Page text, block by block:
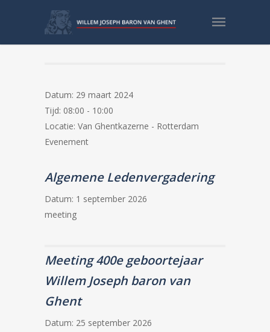
Binnenkomst EVO 23-3
Datum: 29 maart 2024
Tijd: 08:00 - 10:00
Locatie: Van Ghentkazerne - Rotterdam
Evenement
Algemene Ledenvergadering
Datum: 1 september 2026
meeting
Meeting 400e geboortejaar
Willem Joseph baron van
Ghent
Datum: 25 september 2026